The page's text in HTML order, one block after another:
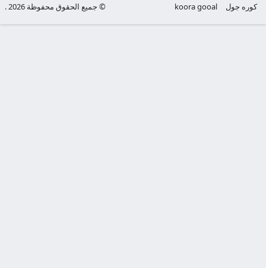
كوره جول koora gooal © جميع الحقوق محفوظة 2026 .